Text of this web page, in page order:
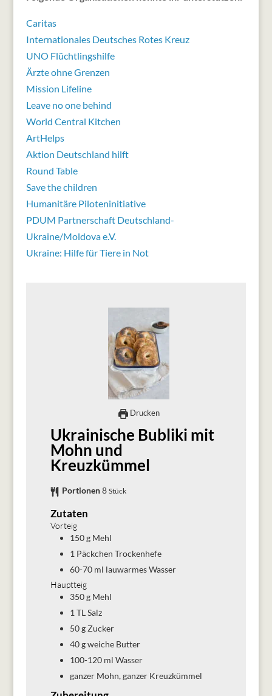
Caritas
Internationales Deutsches Rotes Kreuz
UNO Flüchtlingshilfe
Ärzte ohne Grenzen
Mission Lifeline
Leave no one behind
World Central Kitchen
ArtHelps
Aktion Deutschland hilft
Round Table
Save the children
Humanitäre Piloteninitiative
PDUM Partnerschaft Deutschland-
Ukraine/Moldova e.V.
Ukraine: Hilfe für Tiere in Not
Drucken
Ukrainische Bubliki mit
Mohn und
Kreuzkümmel
Portionen 8 Stück
Zutaten
Vorteig
150 g Mehl
1 Päckchen Trockenhefe
60-70 ml lauwarmes Wasser
Hauptteig
350 g Mehl
1 TL Salz
50 g Zucker
40 g weiche Butter
100-120 ml Wasser
ganzer Mohn, ganzer Kreuzkümmel